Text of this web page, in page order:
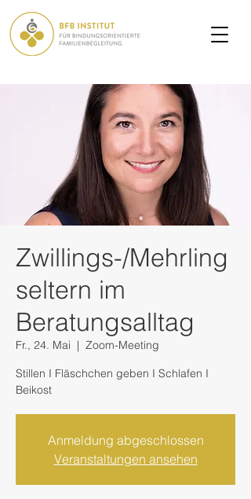
Zwillings-/Mehrling
seltern im
Beratungsalltag
Fr., 24. Mai
  |
Zoom-Meeting
Stillen I Fläschchen geben I Schlafen I
Beikost
Anmeldung abgeschlossen
Veranstaltungen ansehen